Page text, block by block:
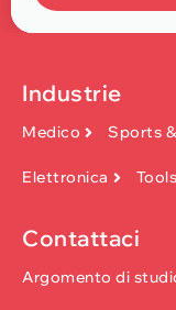
Industrie
Medico Sports
Elettronica
Contattaci
Argomento di